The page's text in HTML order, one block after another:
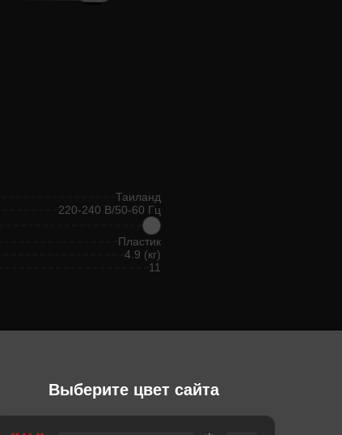
Выберите цвет сайта
Таиланд
220-240 В/50-60 Гц
Пластик
4.9 (кг)
11